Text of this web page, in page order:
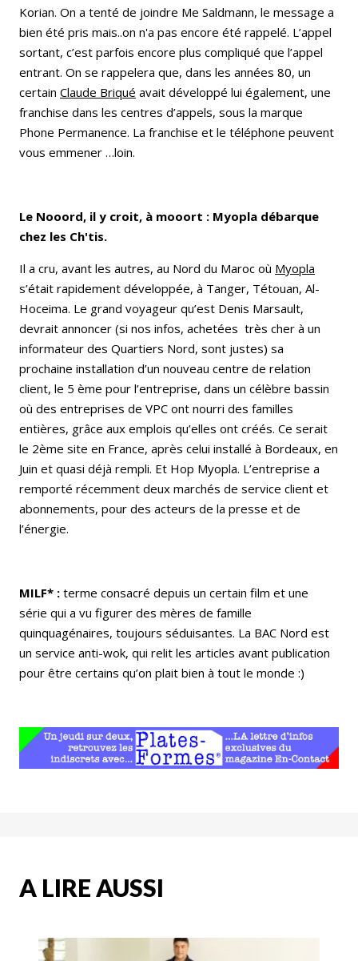
Korian. On a tenté de joindre Me Saldmann, le message a
bien été pris mais..on n'a pas encore été rappelé. L’appel
sortant, c’est parfois encore plus compliqué que l’appel
entrant. On se rappelera que, dans les années 80, un
certain Claude Briqué avait développé lui également, une
franchise dans les centres d’appels, sous la marque
Phone Permanence. La franchise et le téléphone peuvent
vous emmener …loin.
Le Nooord, il y croit, à mooort : Myopla débarque
chez les Ch'tis.
Il a cru, avant les autres, au Nord du Maroc où Myopla
s’était rapidement développée, à Tanger, Tétouan, Al-
Hoceima. Le grand voyageur qu’est Denis Marsault,
devrait annoncer (si nos infos, achetées très cher à un
informateur des Quartiers Nord, sont justes) sa
prochaine installation d’un nouveau centre de relation
client, le 5 ème pour l’entreprise, dans un célèbre bassin
où des entreprises de VPC ont nourri des familles
entières, grâce aux emplois qu’elles ont créés. Ce serait
le 2ème site en France, après celui installé à Bordeaux, en
Juin et quasi déjà rempli. Et Hop Myopla. L’entreprise a
remporté récemment deux marchés de service client et
abonnements, pour des acteurs de la presse et de
l’énergie.
MILF* : terme consacré depuis un certain film et une
série qui a vu figurer des mères de famille
quinquagénaires, toujours séduisantes. La BAC Nord est
un service anti-wok, qui relit les articles avant publication
pour être certains qu’on plait bien à tout le monde :)
A LIRE AUSSI